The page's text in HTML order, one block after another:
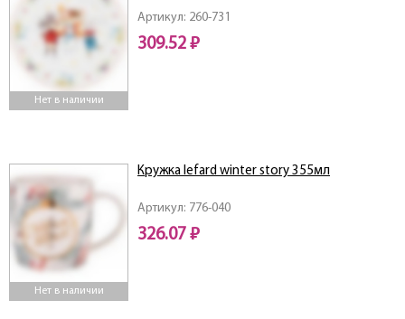
Нет в наличии
Артикул: 260-731
309.52 ₽
Нет в наличии
Артикул: 776-040
Кружка lefard winter story 355мл
326.07 ₽